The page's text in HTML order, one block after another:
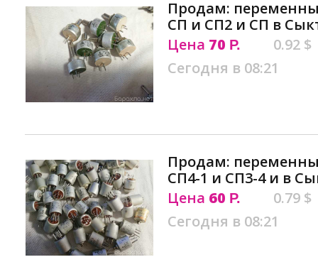
Продам:
СП и СП2 и СП в
Цена 70 Р.
0.92 $
Сегодня в 08:21
Продам:
СП4-1 и СП3-4 и в
Цена 60 Р.
0.79 $
Сегодня в 08:21